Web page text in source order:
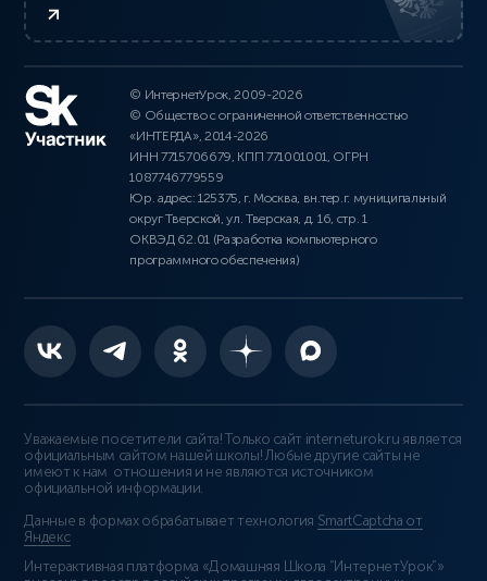
© ИнтернетУрок, 2009-2026
© Общество с ограниченной ответственностью
«ИНТЕРДА», 2014-2026
ИНН 7715706679, КПП 771001001, ОГРН
1087746779559
Юр. адрес: 125375, г. Москва, вн.тер.г. муниципальный
округ Тверской, ул. Тверская, д. 16, стр. 1
ОКВЭД 62.01 (Разработка компьютерного
программного обеспечения)
Уважаемые посетители сайта! Только сайт interneturok.ru является
официальным сайтом нашей школы! Любые другие сайты не
имеют к нам отношения и не являются источником
официальной информации.
Данные в формах обрабатывает технология SmartCaptcha от
Яндекс
Интерактивная платформа «Домашняя Школа “ИнтернетУрок”»